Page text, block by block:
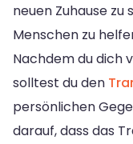
neuen Zuhause
Menschen zu
Nachdem du dich
solltest du den
persönlichen
darauf, dass das